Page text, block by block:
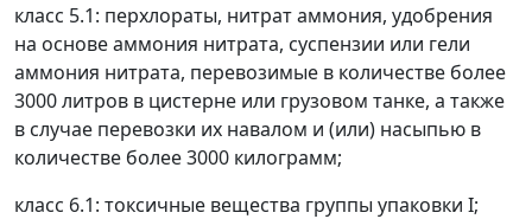
класс 5.1: перхлораты, нитрат аммония, удобрения
на основе аммония нитрата, суспензии или гели
аммония нитрата, перевозимые в количестве более
3000 литров в цистерне или грузовом танке, а также
в случае перевозки их навалом и (или) насыпью в
количестве более 3000 килограмм;
класс 6.1: токсичные вещества группы упаковки I;